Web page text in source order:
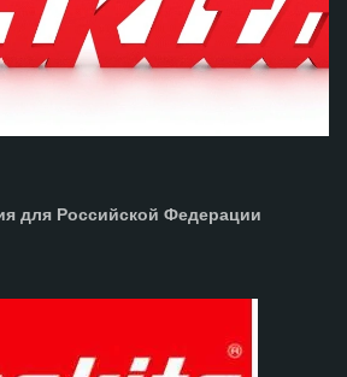
для Российской Федерации